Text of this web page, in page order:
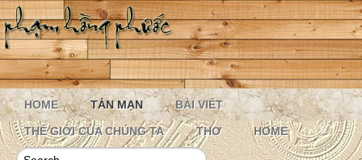
HOME TẢN MẠN BÀI VIẾT
THẾ GIỚI CỦA CHÚNG TA THƠ HOME